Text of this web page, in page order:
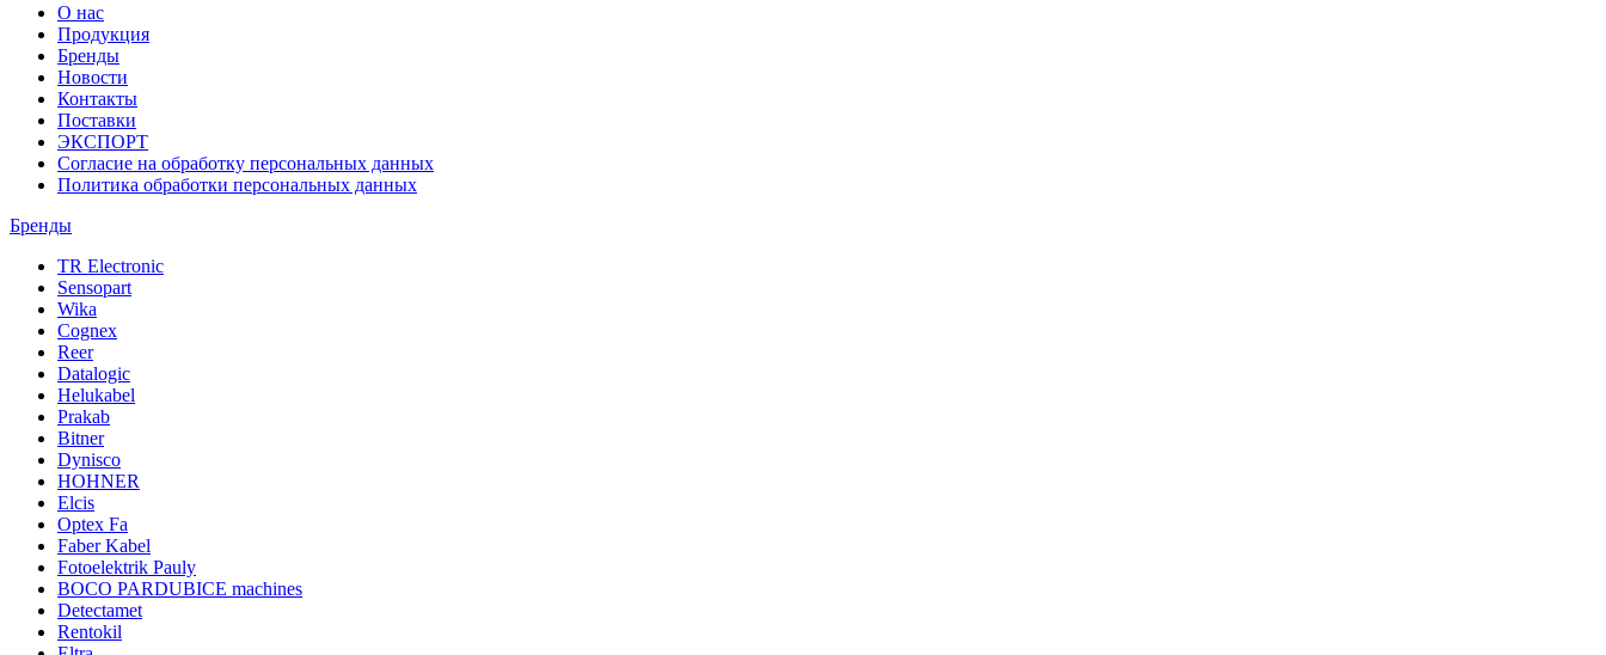
О нас
Продукция
Бренды
Новости
Контакты
Поставки
ЭКСПОРТ
Согласие на обработку персональных данных
Политика обработки персональных данных
Бренды
TR Electronic
Sensopart
Wika
Cognex
Reer
Datalogic
Helukabel
Prakab
Bitner
Dynisco
HOHNER
Elcis
Optex Fa
Faber Kabel
Fotoelektrik Pauly
BOCO PARDUBICE machines
Detectamet
Rentokil